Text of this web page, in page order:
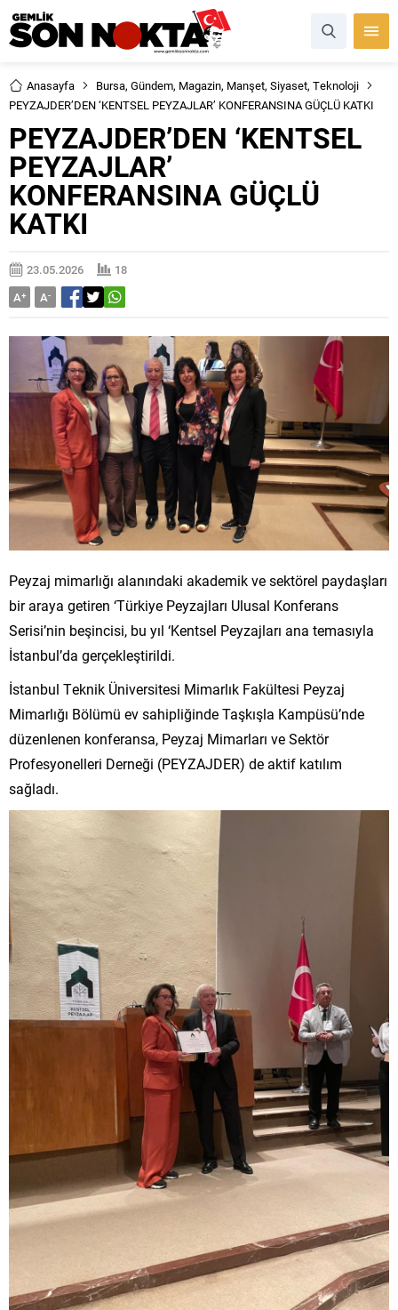
Anasayfa Bursa, Gündem, Magazin, Manşet, Siyaset, Teknoloji
PEYZAJDER’DEN ‘KENTSEL PEYZAJLAR’ KONFERANSINA GÜÇLÜ KATKI
PEYZAJDER’DEN ‘KENTSEL
PEYZAJLAR’
KONFERANSINA GÜÇLÜ
KATKI
23.05.2026
18
A+ A-
Peyzaj mimarlığı alanındaki akademik ve sektörel paydaşları
bir araya getiren ‘Türkiye Peyzajları Ulusal Konferans
Serisi’nin beşincisi, bu yıl ‘Kentsel Peyzajları ana temasıyla
İstanbul’da gerçekleştirildi.
İstanbul Teknik Üniversitesi Mimarlık Fakültesi Peyzaj
Mimarlığı Bölümü ev sahipliğinde Taşkışla Kampüsü’nde
düzenlenen konferansa, Peyzaj Mimarları ve Sektör
Profesyonelleri Derneği (PEYZAJDER) de aktif katılım
sağladı.